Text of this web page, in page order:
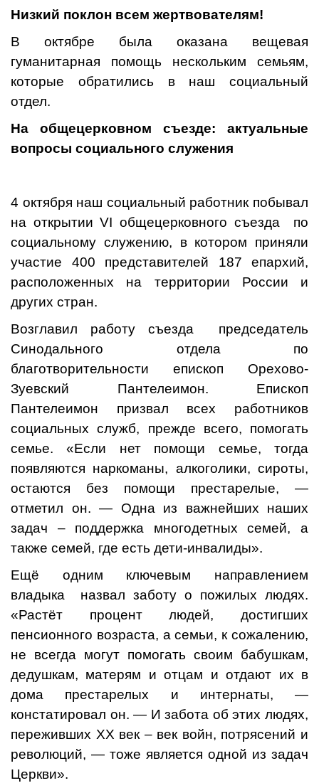
Низкий поклон всем жертвователям!
В октябре была оказана вещевая
гуманитарная помощь нескольким семьям,
которые обратились в наш социальный
отдел.
На общецерковном съезде: актуальные
вопросы социального служения
4 октября наш социальный работник побывал
на открытии VI общецерковного съезда по
социальному служению, в котором приняли
участие 400 представителей 187 епархий,
расположенных на территории России и
других стран.
Возглавил работу съезда председатель
Синодального отдела по
благотворительности епископ Орехово-
Зуевский Пантелеимон. Епископ
Пантелеимон призвал всех работников
социальных служб, прежде всего, помогать
семье. «Если нет помощи семье, тогда
появляются наркоманы, алкоголики, сироты,
остаются без помощи престарелые, —
отметил он. — Одна из важнейших наших
задач – поддержка многодетных семей, а
также семей, где есть дети-инвалиды».
Ещё одним ключевым направлением
владыка назвал заботу о пожилых людях.
«Растёт процент людей, достигших
пенсионного возраста, а семьи, к сожалению,
не всегда могут помогать своим бабушкам,
дедушкам, матерям и отцам и отдают их в
дома престарелых и интернаты, —
констатировал он. — И забота об этих людях,
переживших XX век – век войн, потрясений и
революций, — тоже является одной из задач
Церкви».